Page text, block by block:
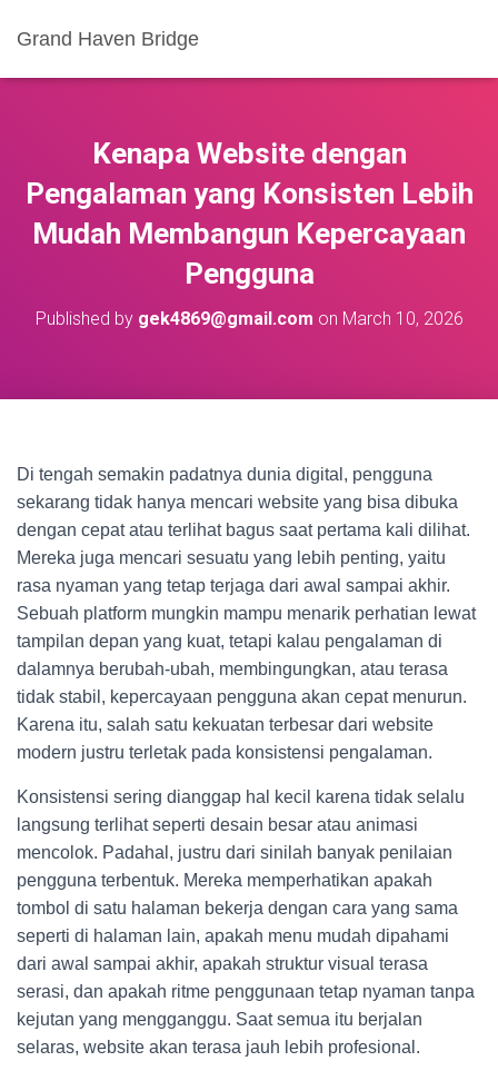
Grand Haven Bridge
Kenapa Website dengan
Pengalaman yang Konsisten Lebih
Mudah Membangun Kepercayaan
Pengguna
Published by gek4869@gmail.com on March 10, 2026
Di tengah semakin padatnya dunia digital, pengguna
sekarang tidak hanya mencari website yang bisa dibuka
dengan cepat atau terlihat bagus saat pertama kali dilihat.
Mereka juga mencari sesuatu yang lebih penting, yaitu
rasa nyaman yang tetap terjaga dari awal sampai akhir.
Sebuah platform mungkin mampu menarik perhatian lewat
tampilan depan yang kuat, tetapi kalau pengalaman di
dalamnya berubah-ubah, membingungkan, atau terasa
tidak stabil, kepercayaan pengguna akan cepat menurun.
Karena itu, salah satu kekuatan terbesar dari website
modern justru terletak pada konsistensi pengalaman.
Konsistensi sering dianggap hal kecil karena tidak selalu
langsung terlihat seperti desain besar atau animasi
mencolok. Padahal, justru dari sinilah banyak penilaian
pengguna terbentuk. Mereka memperhatikan apakah
tombol di satu halaman bekerja dengan cara yang sama
seperti di halaman lain, apakah menu mudah dipahami
dari awal sampai akhir, apakah struktur visual terasa
serasi, dan apakah ritme penggunaan tetap nyaman tanpa
kejutan yang mengganggu. Saat semua itu berjalan
selaras, website akan terasa jauh lebih profesional.